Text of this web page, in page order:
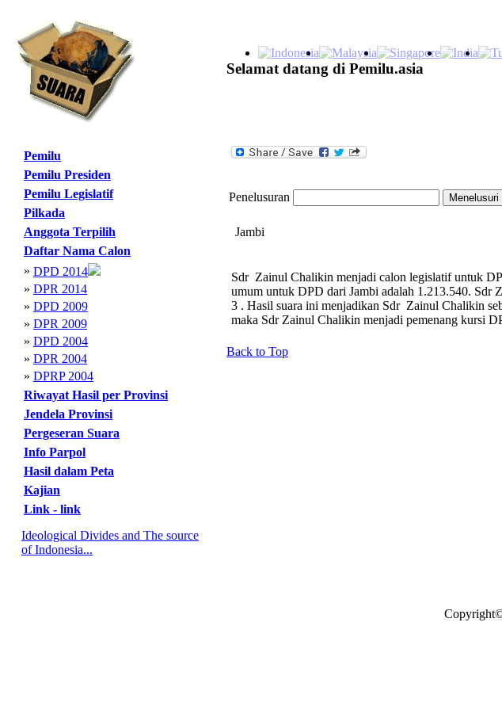
Selamat datang di Pemilu.asia
Pemilu
Pemilu Presiden
Pemilu Legislatif
Pilkada
Anggota Terpilih
Daftar Nama Calon
» DPD 2014
» DPR 2014
» DPD 2009
» DPR 2009
» DPD 2004
» DPR 2004
» DPRP 2004
Riwayat Hasil per Provinsi
Jendela Provinsi
Pergeseran Suara
Info Parpol
Hasil dalam Peta
Kajian
Link - link
Ideological Divides and The source
of Indonesia...
Penelusuran
Jambi
Sdr Zainul Chalikin menjadi calon legislatif untuk
umum untuk DPD dari Jambi adalah 1.213.540. Sdr
3 . Hasil suara ini menjadikan Sdr Zainul Chalikin
maka Sdr Zainul Chalikin menjadi pemenang kursi
Back to Top